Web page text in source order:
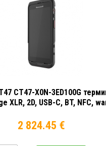
CT47-X0N-3ED100G
XLR, 2D, USB-C, BT, NFC,
2 824.45 €